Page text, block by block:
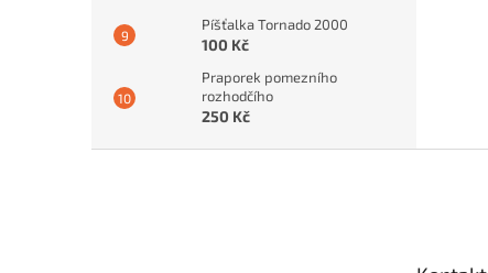
Píšťalka Tornado 2000
100 Kč
Praporek pomezního
rozhodčího
250 Kč